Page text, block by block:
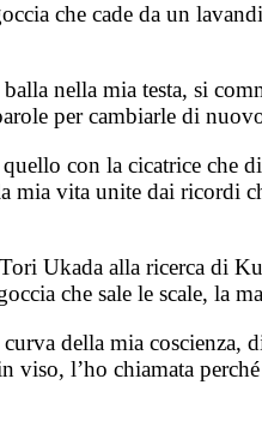
che cade da un
nella mia testa, si
per cambiarle di
con la cicatrice
mia vita unite dai
Ukada alla ricerca di
che sale le scale, la
della mia coscienza,
l’ho chiamata